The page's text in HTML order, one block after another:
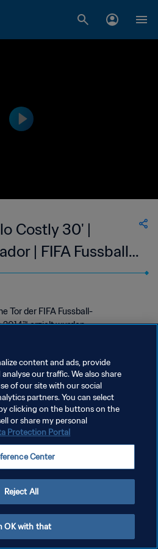
Costly 30' |
| FIFA Fussball-
Brasilien 2014™
Tor der FIFA Fussball-
erzielt wurden.
content and ads, provide
our traffic. We also share
of our site with our social
partners. You can select
clicking on the buttons on the
or share my personal
Protection Portal
Center
Reject All
OK with that